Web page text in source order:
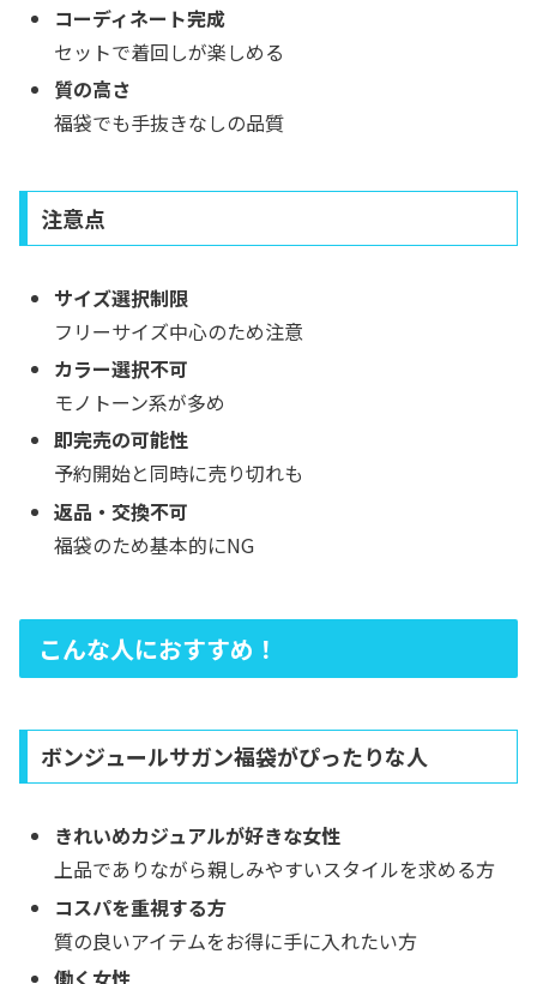
コーディネート完成
セットで着回しが楽しめる
質の高さ
福袋でも手抜きなしの品質
注意点
サイズ選択制限
フリーサイズ中心のため注意
カラー選択不可
モノトーン系が多め
即完売の可能性
予約開始と同時に売り切れも
返品・交換不可
福袋のため基本的にNG
こんな人におすすめ！
ボンジュールサガン福袋がぴったりな人
きれいめカジュアルが好きな女性
上品でありながら親しみやすいスタイルを求める方
コスパを重視する方
質の良いアイテムをお得に手に入れたい方
働く女性